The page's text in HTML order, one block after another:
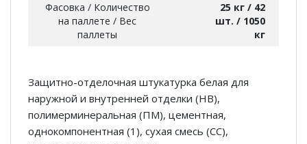
Фасовка / Количество
на паллете / Вес
паллеты
25 кг / 42
шт. / 1050
кг
Защитно-отделочная штукатурка белая для
наружной и внутренней отделки (НВ),
полимерминеральная (ПМ), цементная,
однокомпонентная (1), сухая смесь (СС),